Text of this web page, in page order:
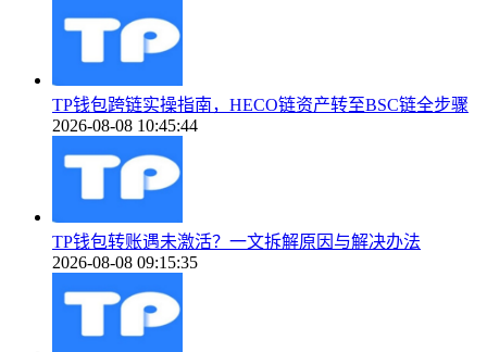
TP钱包跨链实操指南，HECO链资产转至BSC链全步骤
2026-08-08 10:45:44
TP钱包转账遇未激活？一文拆解原因与解决办法
2026-08-08 09:15:35